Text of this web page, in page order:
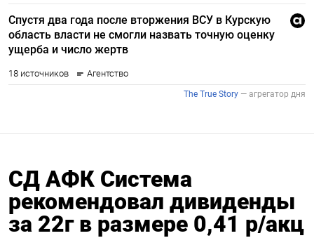
СД АФК Система
рекомендовал дивиденды
за 22г в размере 0,41 р/акц